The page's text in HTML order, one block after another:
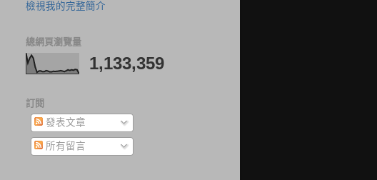
檢視我的完整簡介
總網頁瀏覽量
1,133,359
訂閱
發表文章
所有留言